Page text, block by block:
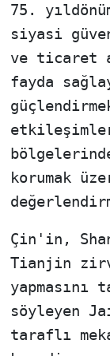
75.
siyasi
ve ticaret
fayda
korumak
Çin'in,
Tianjin
söyleyen
taraflı